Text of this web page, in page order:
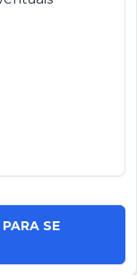
SE